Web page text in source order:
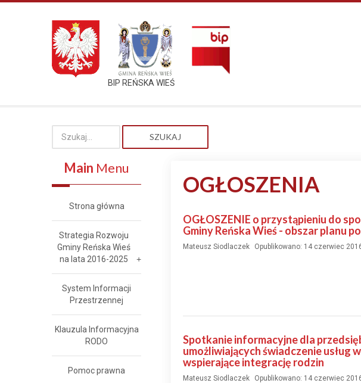
BIP REŃSKA WIEŚ
SZUKAJ
OGŁOSZENIA
OGŁOSZENIE o przystąpieniu do
Gminy Reńska Wieś - obszar planu
Mateusz Siodlaczek Opublikowano: 14 czerwiec
Spotkanie informacyjne dla
umożliwiających świadczenie usług
wspierające integrację rodzin
Mateusz Siodlaczek Opublikowano: 14 czerwiec
Main Menu
Strona główna
Strategia Rozwoju
Gminy Reńska Wieś
na lata 2016-2025
System Informacji
Przestrzennej
Klauzula Informacyjna
RODO
Pomoc prawna